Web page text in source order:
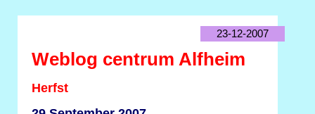
23-12-2007
Weblog centrum Alfheim
Herfst